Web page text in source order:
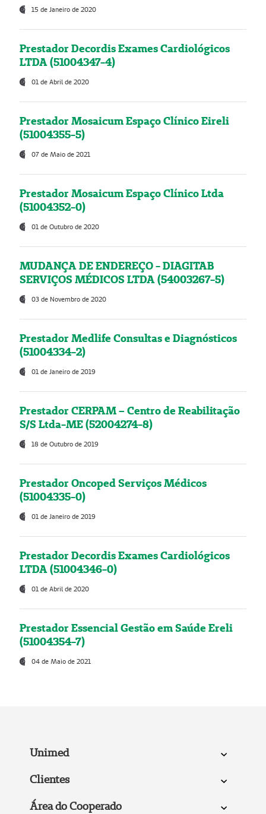
15 de Janeiro de 2020
Prestador Decordis Exames Cardiológicos
LTDA (51004347-4)
01 de Abril de 2020
Prestador Mosaicum Espaço Clínico Eireli
(51004355-5)
07 de Maio de 2021
Prestador Mosaicum Espaço Clínico Ltda
(51004352-0)
01 de Outubro de 2020
MUDANÇA DE ENDEREÇO - DIAGITAB
SERVIÇOS MÉDICOS LTDA (54003267-5)
03 de Novembro de 2020
Prestador Medlife Consultas e Diagnósticos
(51004334-2)
01 de Janeiro de 2019
Prestador CERPAM – Centro de Reabilitação
S/S Ltda-ME (52004274-8)
18 de Outubro de 2019
Prestador Oncoped Serviços Médicos
(51004335-0)
01 de Janeiro de 2019
Prestador Decordis Exames Cardiológicos
LTDA (51004346-0)
01 de Abril de 2020
Prestador Essencial Gestão em Saúde Ereli
(51004354-7)
04 de Maio de 2021
Unimed
Clientes
Área do Cooperado